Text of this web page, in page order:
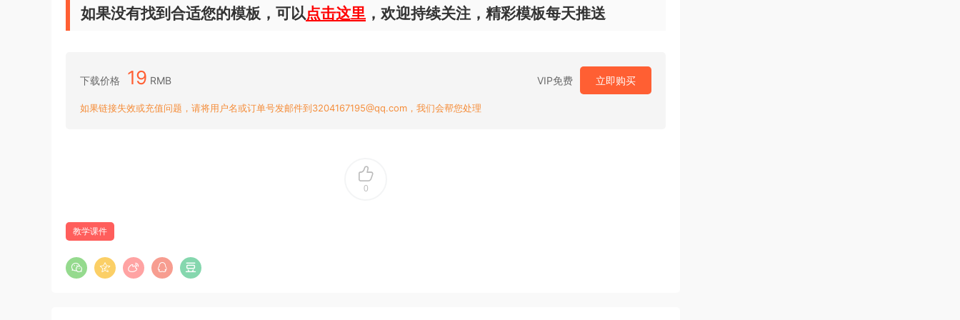
如果没有找到合适您的模板，可以点击这里 ，欢迎持续关注，精彩模板每天推送
下载价格 19 RMB VIP免费 立即购买
如果链接失效或充值问题，请将用户名或订单号发邮件到3204167195@qq.com，我们会帮您处理
0
教学课件